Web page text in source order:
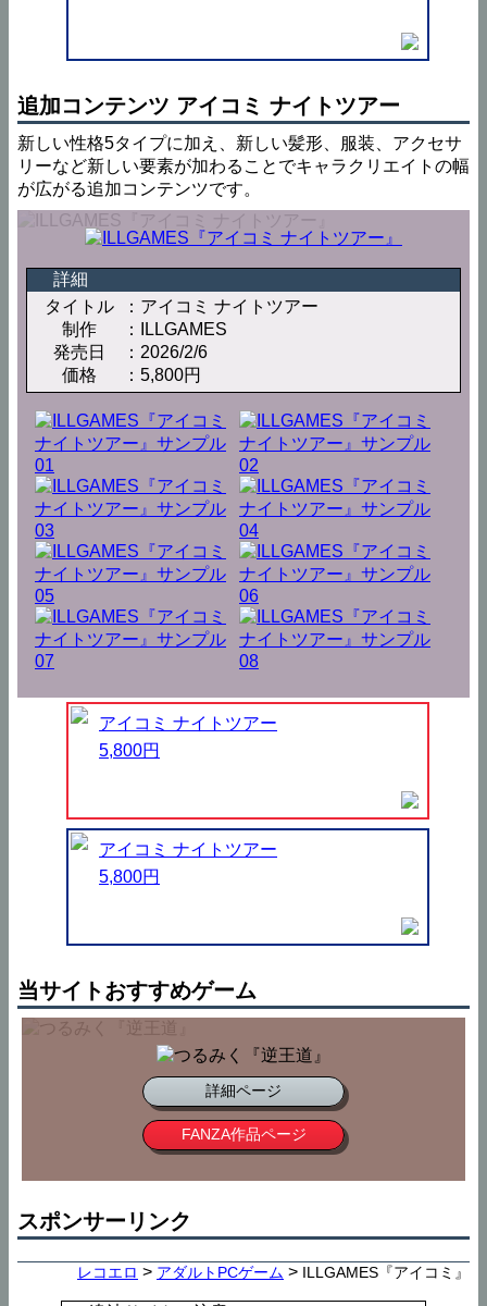
追加コンテンツ アイコミ ナイトツアー
新しい性格5タイプに加え、新しい髪形、服装、アクセサ
リーなど新しい要素が加わることでキャラクリエイトの幅
が広がる追加コンテンツです。
詳細
タイトル
アイコミ ナイトツアー
制作
ILLGAMES
発売日
2026/2/6
価格
5,800円
アイコミ ナイトツアー
5,800円
アイコミ ナイトツアー
5,800円
当サイトおすすめゲーム
詳細ページ
FANZA作品ページ
スポンサーリンク
レコエロ > アダルトPCゲーム > ILLGAMES『アイコミ』